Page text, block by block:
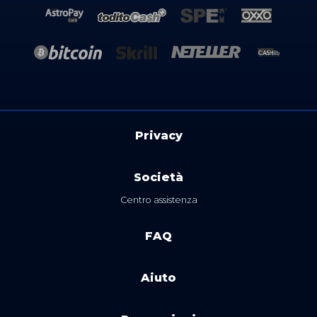
Privacy
Società
Centro assistenza
FAQ
Aiuto